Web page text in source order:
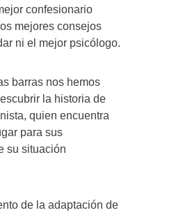
confesionario
mejores consejos
ni el mejor psicólogo.
barras nos hemos
la historia de
quien encuentra
para sus
su situación
de la adaptación de